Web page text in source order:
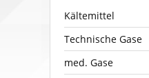
Kältemittel
Technische Gase
med. Gase